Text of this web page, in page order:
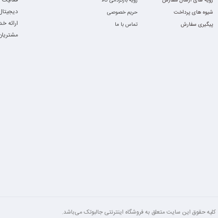
تضمین کیفیت فنی با کارشناسی
شیوه های پرداخت
پیگیری سفارش
حریم خصوصی
تماس با ما
ارائه
کلیه‌ حقوق این سایت متعلق به فروشگاه اینترنتی جالبوتک می‌باشد.